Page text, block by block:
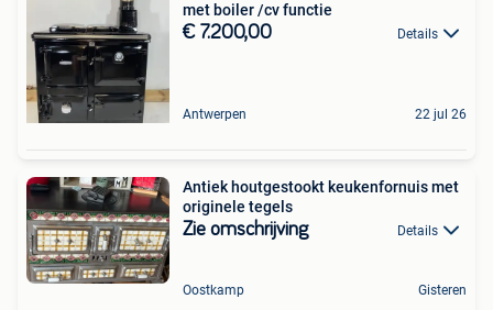
met boiler /cv functie
€ 7.200,00 Details
Antwerpen 22 jul 26
Antiek houtgestookt keukenfornuis met
originele tegels
Zie omschrijving Details
Oostkamp Gisteren